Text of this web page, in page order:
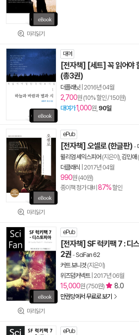
미리읽기
대여
[전자책] [세트] 꼭 읽어야
(총3권)
더플래닛 2016년 04월
2,700원 (10% 할인 / 150원)
대여가1,000원, 90일
미리읽기
ePub
[전자책] 오셀로 (한글판) -
윌리엄 셰익스피어 (지은이), 김민애
더클래식 2017년 04월
990원 (40원)
종이책 정가 대비 87%할인
미리읽기
ePub
[전자책] SF 럭키팩 7 : 디
2권 -SciFan 62
커트 보니것 (지은이)
위즈덤커넥트| 2017년 06월
15,000원 (750원) 8.0
만권당에서 무료로 보기
ePub